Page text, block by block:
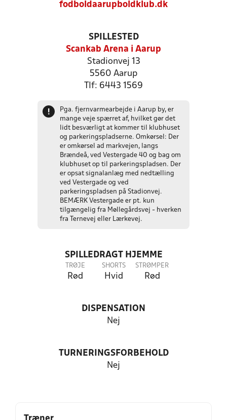
fodboldaarupboldklub.dk
SPILLESTED
Scankab Arena i Aarup
Stadionvej 13
5560 Aarup
Tlf: 6443 1569
!
Pga. fjernvarmearbejde i Aarup by, er
mange veje spærret af, hvilket gør det
lidt besværligt at kommer til klubhuset
og parkeringspladserne. Omkørsel: Der
er omkørsel ad markvejen, langs
Brændeå, ved Vestergade 40 og bag om
klubhuset op til parkeringspladsen. Der
er opsat signalanlæg med nedtælling
ved Vestergade og ved
parkeringspladsen på Stadionvej.
BEMÆRK Vestergade er pt. kun
tilgængelig fra Møllegårdsvej - hverken
fra Ternevej eller Lærkevej.
SPILLEDRAGT HJEMME
TRØJE
Rød
SHORTS
Hvid
STRØMPER
Rød
DISPENSATION
Nej
TURNERINGSFORBEHOLD
Nej